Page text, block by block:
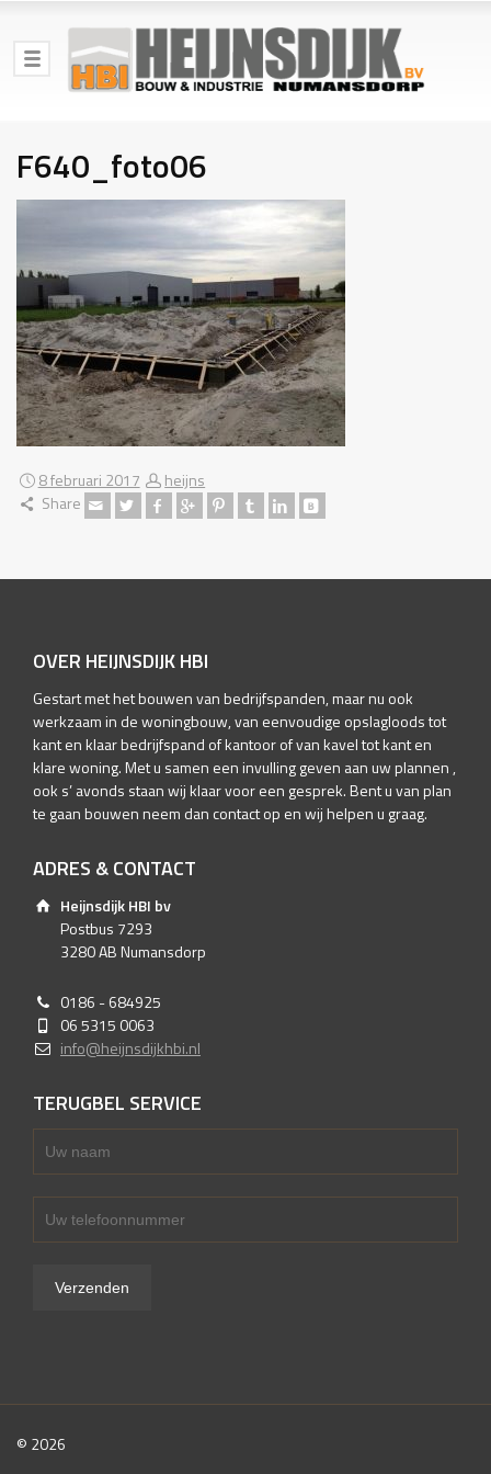
F640_foto06
8 februari 2017
heijns
Share
OVER HEIJNSDIJK HBI
Gestart met het bouwen van bedrijfspanden, maar nu ook
werkzaam in de woningbouw, van eenvoudige opslagloods tot
kant en klaar bedrijfspand of kantoor of van kavel tot kant en
klare woning. Met u samen een invulling geven aan uw plannen ,
ook s’ avonds staan wij klaar voor een gesprek. Bent u van plan
te gaan bouwen neem dan contact op en wij helpen u graag.
ADRES & CONTACT
Heijnsdijk HBI bv
Postbus 7293
3280 AB Numansdorp
0186 - 684925
06 5315 0063
info@heijnsdijkhbi.nl
TERUGBEL SERVICE
© 2026